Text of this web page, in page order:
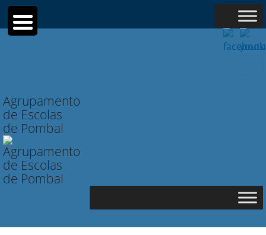
Agrupamento
de Escolas
de Pombal